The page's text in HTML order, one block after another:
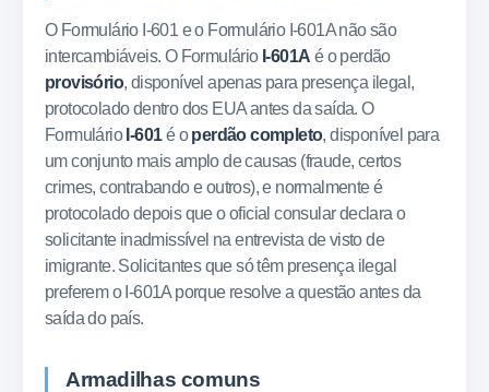
O Formulário I-601 e o Formulário I-601A não são
intercambiáveis. O Formulário I-601A é o perdão
provisório, disponível apenas para presença ilegal,
protocolado dentro dos EUA antes da saída. O
Formulário I-601é operdão completo, disponível para
um conjunto mais amplo de causas (fraude, certos
crimes, contrabando e outros), e normalmente é
protocolado depois que o oficial consular declara o
solicitante inadmissível na entrevista de visto de
imigrante. Solicitantes que só têm presença ilegal
preferem o I-601A porque resolve a questão antes da
saída do país.
Armadilhas comuns